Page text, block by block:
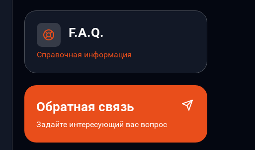
F.A.Q.
Справочная информация
Обратная связь
Задайте интересующий вас вопрос